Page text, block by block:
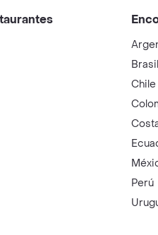
Brasil
Chile
Perú